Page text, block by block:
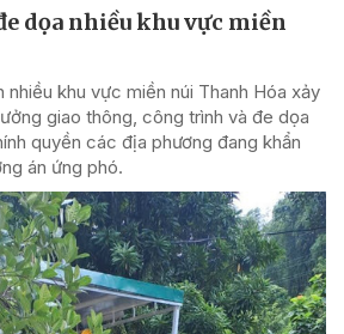
dọa nhiều khu vực miền
nhiều khu vực miền núi Thanh Hóa xảy
giao thông, công trình và đe dọa
quyền các địa phương đang khẩn
án ứng phó.